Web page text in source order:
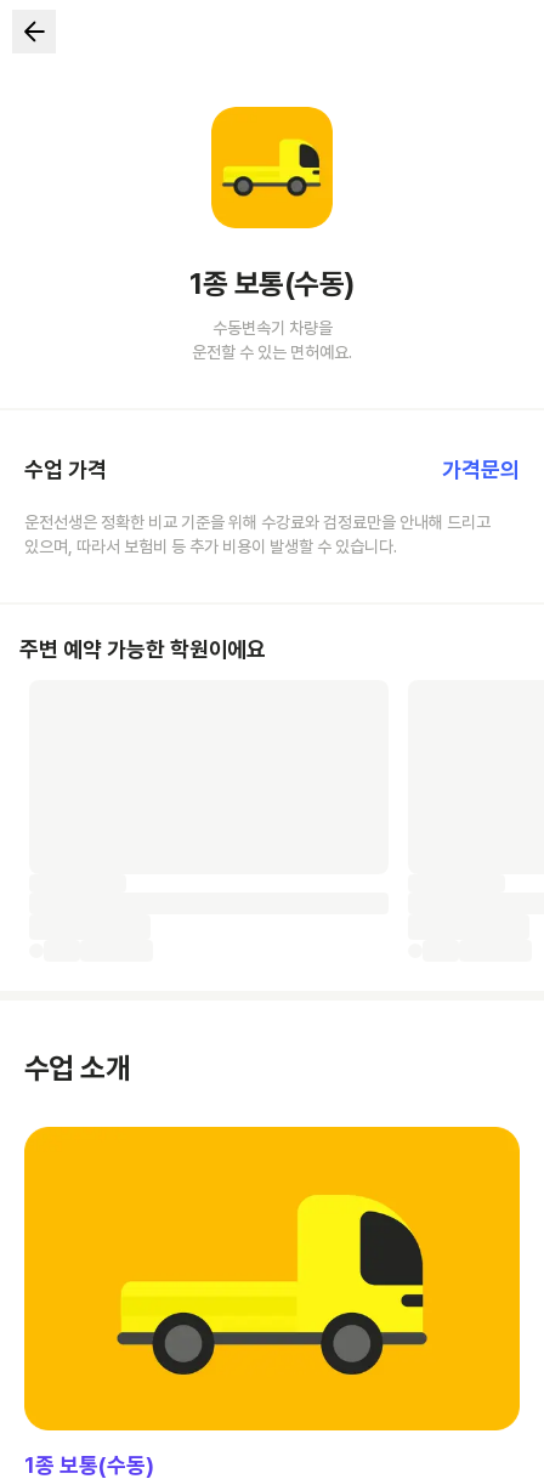
1종 보통(수동)
수동변속기 차량을
운전할 수 있는 면허예요.
수업 가격 가격문의
운전선생은 정확한 비교 기준을 위해 수강료와 검정료만을 안내해 드리고
있으며, 따라서 보험비 등 추가 비용이 발생할 수 있습니다.
주변 예약 가능한 학원이에요
수업 소개
1종 보통(수동)